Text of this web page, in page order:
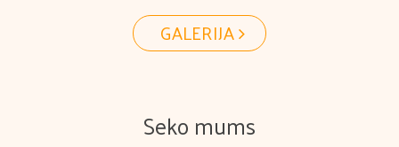
GALERIJA
Seko mums